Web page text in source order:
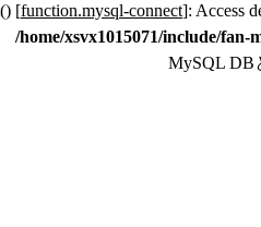
[function.mysql-connect]: Access
/home/xsvx1015071/include/
MySQL DB